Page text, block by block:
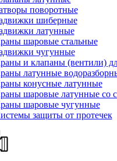
поворотные
шиберные
латунные
шаровые стальные
чугунные
и клапаны (вентили)
латунные
конусные латунные
шаровые латунные со
шаровые чугунные
защиты от протечек